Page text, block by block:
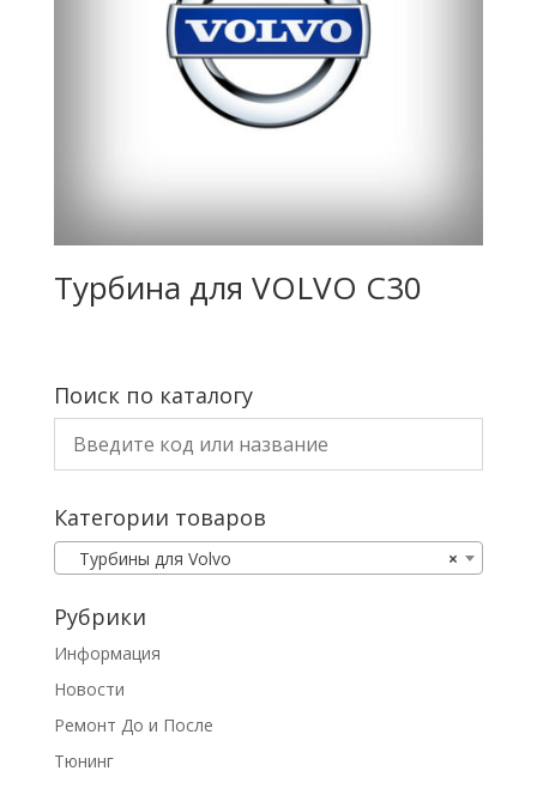
Турбина для VOLVO C30
Поиск по каталогу
Категории товаров
×
Турбины для Volvo
Рубрики
Информация
Новости
Ремонт До и После
Тюнинг